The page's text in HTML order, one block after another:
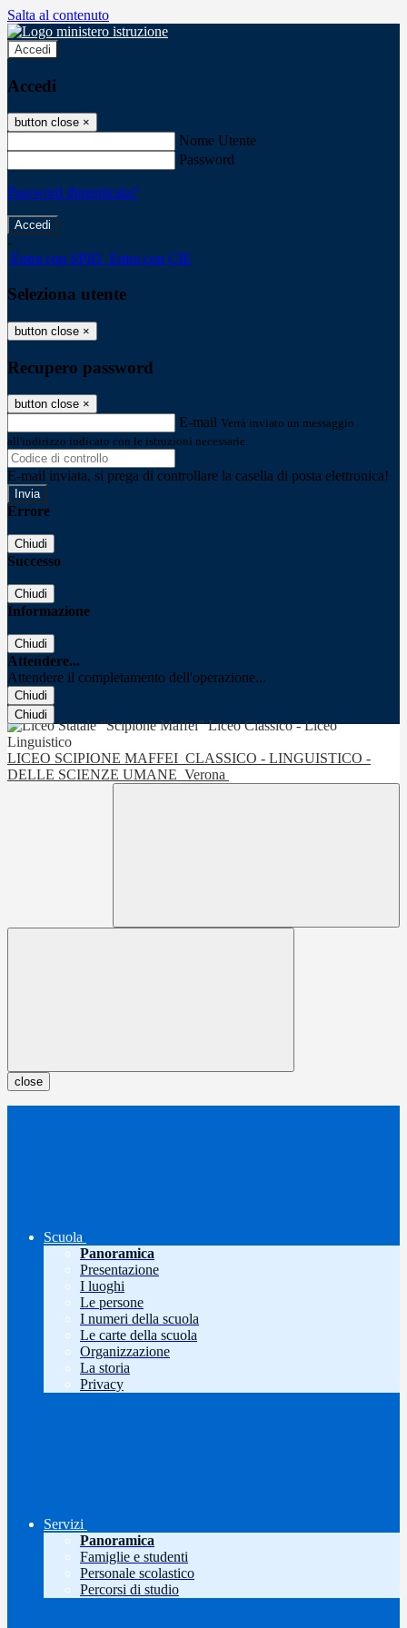
Salta al contenuto
Accedi
Accedi
button close ×
Nome Utente
Password
Password dimenticata?
-
Entra con SPID Entra con CIE
Seleziona utente
button close ×
Recupero password
button close ×
E-mail Verrà inviato un messaggio
all'indirizzo indicato con le istruzioni necessarie.
E-mail inviata, si prega di controllare la casella di posta elettronica!
Errore
Chiudi
Successo
Chiudi
Informazione
Chiudi
Attendere...
Attendere il completamento dell'operazione...
Chiudi
Chiudi
LICEO SCIPIONE MAFFEI CLASSICO - LINGUISTICO -
DELLE SCIENZE UMANE Verona
close
Scuola
Panoramica
Presentazione
I luoghi
Le persone
I numeri della scuola
Le carte della scuola
Organizzazione
La storia
Privacy
Servizi
Panoramica
Famiglie e studenti
Personale scolastico
Percorsi di studio